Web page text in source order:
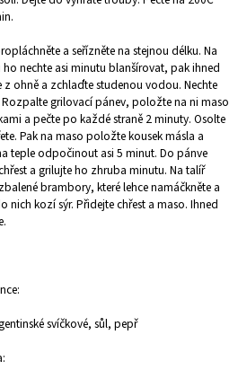
a seřízněte na stejnou délku. Na
nechte asi minutu blanšírovat, pak ihned
z ohně a zchlaďte studenou vodou. Nechte
grilovací pánev, položte na ni maso
a pečte po každé straně 2 minuty. Osolte
Pak na maso položte kousek másla a
teple odpočinout asi 5 minut. Do pánve
a grilujte ho zhruba minutu. Na talíř
brambory, které lehce namáčkněte a
nich kozí sýr. Přidejte chřest a maso. Ihned
svíčkové, sůl, pepř